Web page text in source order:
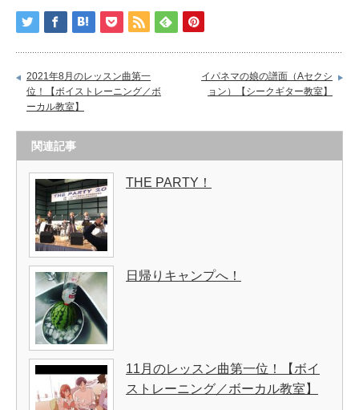
2021年8月のレッスン曲第一
位！【ボイストレーニング／ボ
ーカル教室】
イパネマの娘の譜面（Aセクシ
ョン）【シークギター教室】
関連記事
THE PARTY！
日帰りキャンプへ！
11月のレッスン曲第一位！【ボイ
ストレーニング／ボーカル教室】